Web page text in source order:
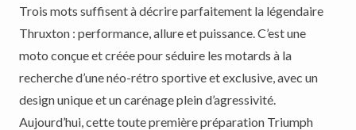
Trois mots suffisent à décrire parfaitement la légendaire
Thruxton : performance, allure et puissance. C’est une
moto conçue et créée pour séduire les motards à la
recherche d’une néo-rétro sportive et exclusive, avec un
design unique et un carénage plein d’agressivité.
Aujourd’hui, cette toute première préparation Triumph